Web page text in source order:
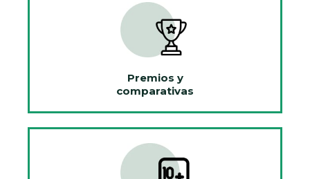
Premios y
comparativas